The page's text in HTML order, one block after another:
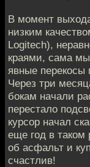
В момент
низким
Logitech),
краями, сама
явные перекосы
Через три
бокам начали
перестало
курсор начал
еще год в
об асфальт и
счастлив!